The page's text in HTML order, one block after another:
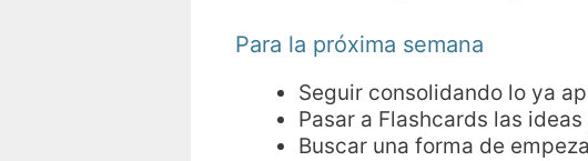
Para la próxima semana
Seguir consolidando lo ya
Pasar a Flashcards las
Buscar una forma de